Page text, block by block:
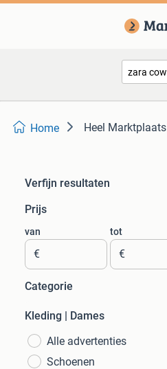
Home Heel Marktplaats
Verfijn resultaten
Prijs
van
€
tot
€
Categorie
Kleding | Dames
Alle advertenties
Schoenen